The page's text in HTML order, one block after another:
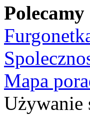
Polecamy
Mapa
Używanie